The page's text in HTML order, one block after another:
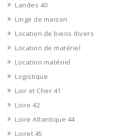
Landes 40
Linge de maison
Location de biens divers
Location de matériel
Location matériel
Logistique
Loir et Cher 41
Loire 42
Loire Atlantique 44
Loiret 45